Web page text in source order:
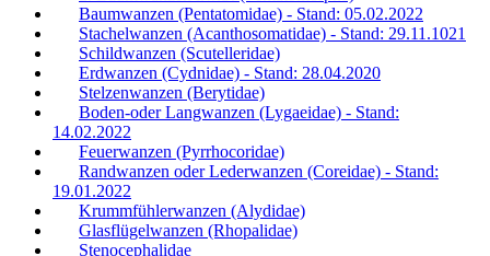
Baumwanzen (Pentatomidae) - Stand: 05.02.2022
Stachelwanzen (Acanthosomatidae) - Stand: 29.11.1021
Schildwanzen (Scutelleridae)
Erdwanzen (Cydnidae) - Stand: 28.04.2020
Stelzenwanzen (Berytidae)
Boden-oder Langwanzen (Lygaeidae) - Stand:
14.02.2022
Feuerwanzen (Pyrrhocoridae)
Randwanzen oder Lederwanzen (Coreidae) - Stand:
19.01.2022
Krummfühlerwanzen (Alydidae)
Glasflügelwanzen (Rhopalidae)
Stenocephalidae